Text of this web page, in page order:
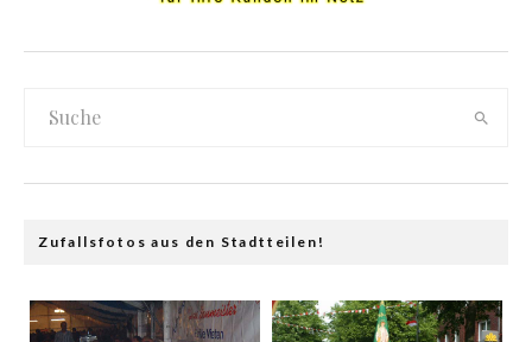
Zufallsfotos aus den Stadtteilen!